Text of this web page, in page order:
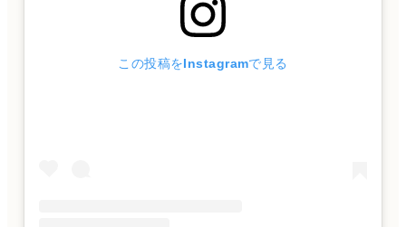
この投稿をInstagramで見る